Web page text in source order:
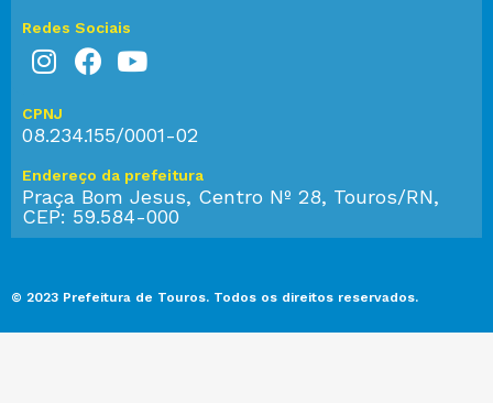
Redes Sociais
CPNJ
08.234.155/0001-02
Endereço da prefeitura
Praça Bom Jesus, Centro Nº 28, Touros/RN,
CEP: 59.584-000
© 2023 Prefeitura de Touros. Todos os direitos reservados.